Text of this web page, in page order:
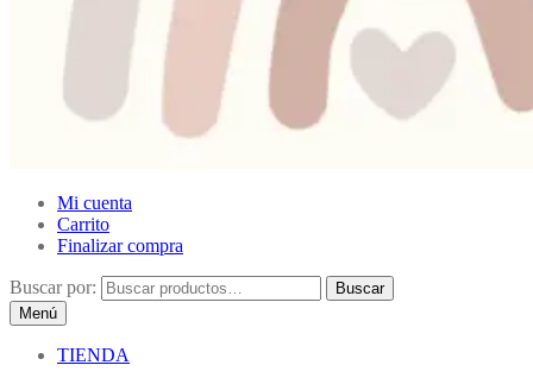
Mi cuenta
Carrito
Finalizar compra
Buscar por:
Buscar
Menú
TIENDA